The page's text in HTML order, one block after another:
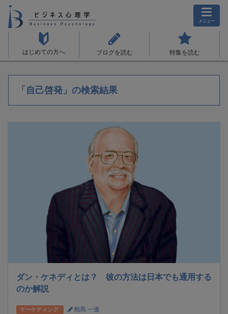
メニュー
はじめての方へ ブログを読む 特集を読む
「自己啓発」の検索結果
ダン・ケネディとは？ 彼の方法は日本でも通用する
のか解説
マーケティング 相馬 一進